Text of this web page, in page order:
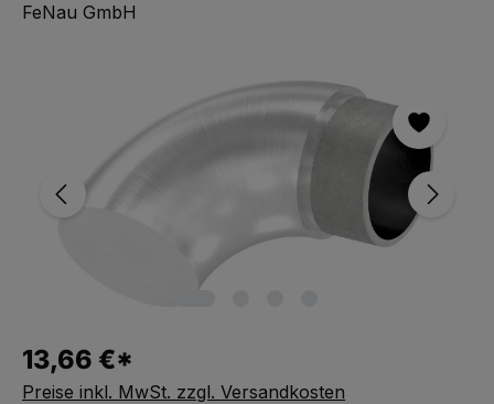
FeNau GmbH
13,66 €*
Preise inkl. MwSt. zzgl. Versandkosten